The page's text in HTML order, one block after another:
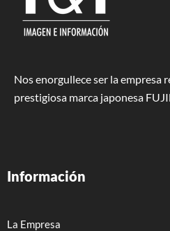
Nos enorgullece ser la empresa
prestigiosa marca japonesa
Información
La Empresa